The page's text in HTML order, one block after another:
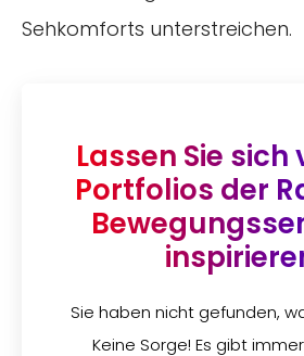
Sehkomforts unterstreichen.
Lassen Sie sich
Portfolios der
Sie haben nicht gefunden,
Keine Sorge! Es gibt